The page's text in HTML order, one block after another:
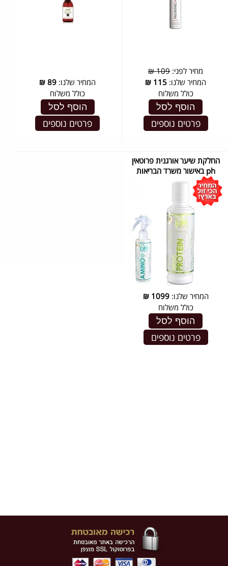
מחיר לפני:109 ₪
המחיר שלנו: 115
₪
כולל משלוח
הוסף לסל
פרטים נוספים
המחיר שלנו: 89
₪
כולל משלוח
הוסף לסל
פרטים נוספים
החלקת שיער אורגנית פרוטאין
ph באישור משרד הבריאות
המחיר שלנו:1099
₪
כולל משלוח
הוסף לסל
פרטים נוספים